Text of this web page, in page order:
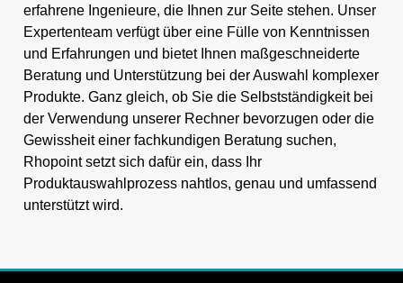
erfahrene Ingenieure, die Ihnen zur Seite stehen. Unser
Expertenteam verfügt über eine Fülle von Kenntnissen
und Erfahrungen und bietet Ihnen maßgeschneiderte
Beratung und Unterstützung bei der Auswahl komplexer
Produkte. Ganz gleich, ob Sie die Selbstständigkeit bei
der Verwendung unserer Rechner bevorzugen oder die
Gewissheit einer fachkundigen Beratung suchen,
Rhopoint setzt sich dafür ein, dass Ihr
Produktauswahlprozess nahtlos, genau und umfassend
unterstützt wird.